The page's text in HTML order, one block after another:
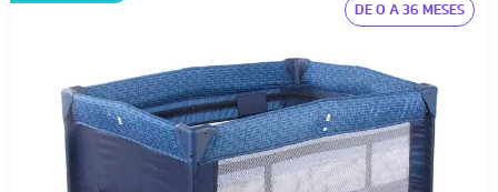
DE 0 A 36 MESES